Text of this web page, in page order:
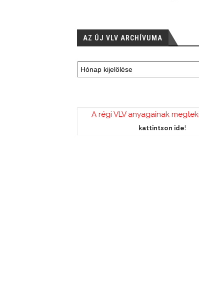
AZ ÚJ VLV ARCHÍVUMA
A régi VLV anyagainak
kattintson ide!